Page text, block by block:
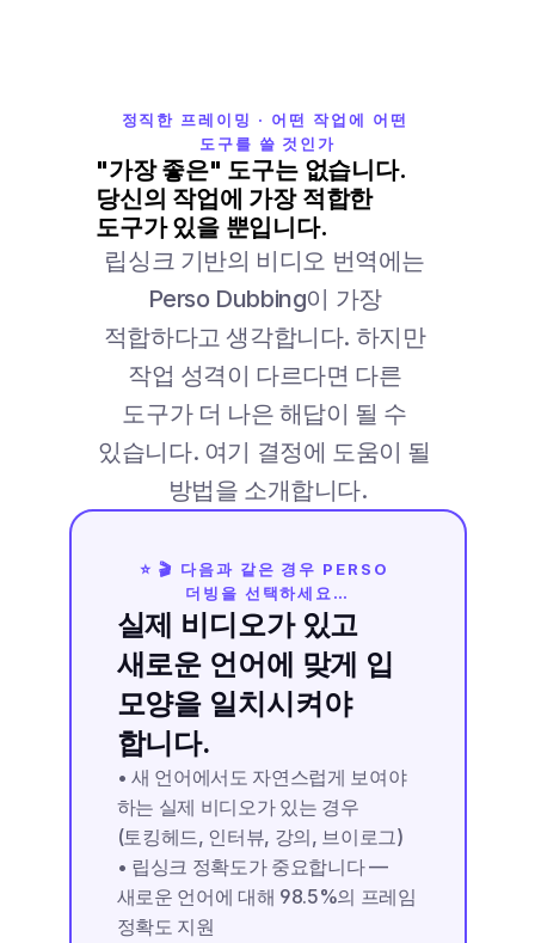
정직한 프레이밍 · 어떤 작업에 어떤
도구를 쓸 것인가
"가장 좋은" 도구는 없습니다.
당신의 작업에 가장 적합한
도구가 있을 뿐입니다.
립싱크 기반의 비디오 번역에는
Perso Dubbing이 가장
적합하다고 생각합니다. 하지만
작업 성격이 다르다면 다른
도구가 더 나은 해답이 될 수
있습니다. 여기 결정에 도움이 될
방법을 소개합니다.
⭐ 🎬 다음과 같은 경우 PERSO
더빙을 선택하세요…
실제 비디오가 있고
새로운 언어에 맞게 입
모양을 일치시켜야
합니다.
• 새 언어에서도 자연스럽게 보여야
하는 실제 비디오가 있는 경우
(토킹헤드, 인터뷰, 강의, 브이로그)
• 립싱크 정확도가 중요합니다 —
새로운 언어에 대해 98.5%의 프레임
정확도 지원